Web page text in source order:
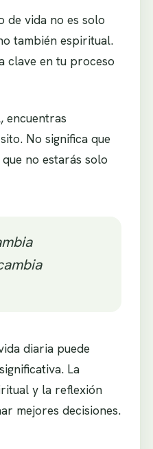
de vida no es solo
también espiritual.
clave en tu proceso
encuentras
No significa que
no estarás solo
diaria puede
La
y la reflexión
mejores decisiones.